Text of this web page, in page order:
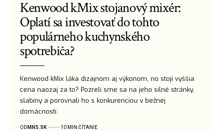
Kenwood kMix stojanový mixér:
Oplatí sa investovať do tohto
populárneho kuchynského
spotrebiča?
Kenwood kMix láka dizajnom aj výkonom, no stojí vyššia
cena naozaj za to? Pozreli sme sa na jeho silné stránky,
slabiny a porovnali ho s konkurenciou v bežnej
domácnosti.
OD MNS.SK 10 MIN ČÍTANIE